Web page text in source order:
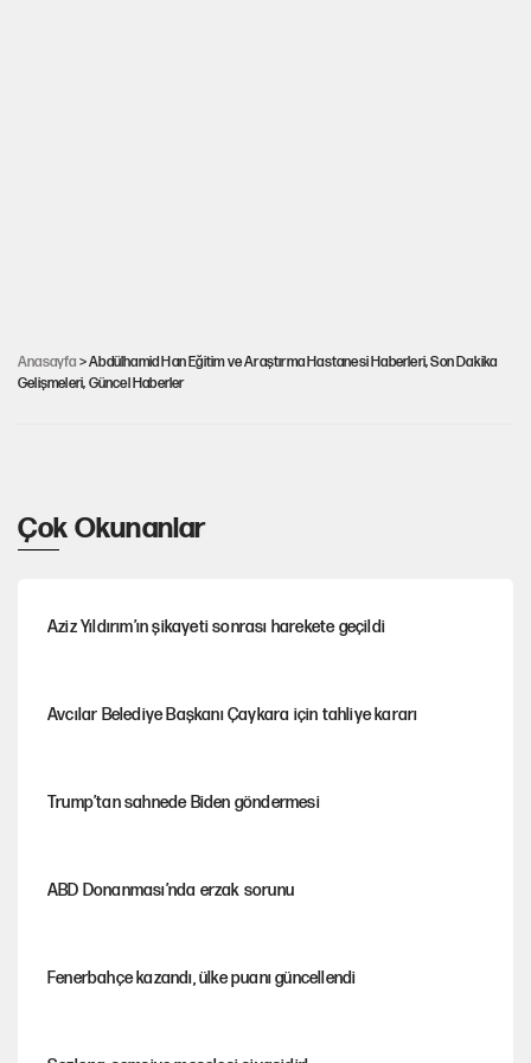
Anasayfa > Abdülhamid Han Eğitim ve Araştırma Hastanesi Haberleri, Son Dakika
Gelişmeleri, Güncel Haberler
12punto ‘hastane’ dosyasını açıyor!
İstanbul’un 3 hastanesinde son durum...
Çok Okunanlar
Aziz Yıldırım’ın şikayeti sonrası harekete geçildi
Avcılar Belediye Başkanı Çaykara için tahliye kararı
Trump’tan sahnede Biden göndermesi
ABD Donanması’nda erzak sorunu
Fenerbahçe kazandı, ülke puanı güncellendi